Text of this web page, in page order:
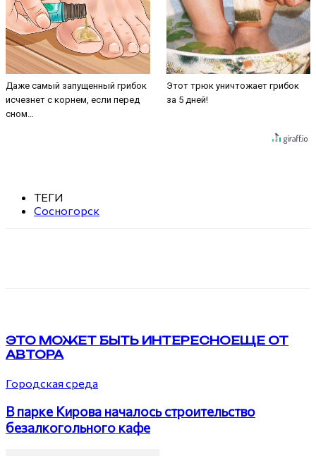
Даже самый запущенный грибок
исчезнет с корнем, если перед
сном…
Этот трюк уничтожает грибок
за 5 дней!
ТЕГИ
Сосногорск
ЭТО МОЖЕТ БЫТЬ ИНТЕРЕСНОЕЩЕ ОТ
АВТОРА
Городская среда
В парке Кирова началось строительство
безалкогольного кафе